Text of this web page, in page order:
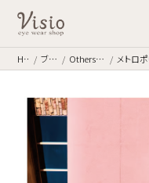
Home ブランド Others [その他]